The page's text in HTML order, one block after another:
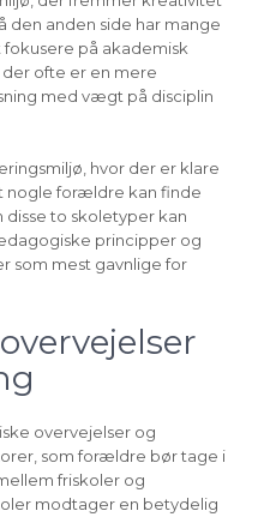
anden side har mange
på akademisk
ofte er en mere
med vægt på disciplin
hvor der er klare
nogle forældre kan finde
to skoletyper kan
principper og
som mest gavnlige for
overvejelser og
som forældre bør tage i
friskoler og
modtager en betydelig